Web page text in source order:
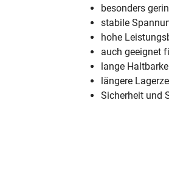
besonders
stabile
hohe
auch geeignet
lange
längere
Sicherheit und